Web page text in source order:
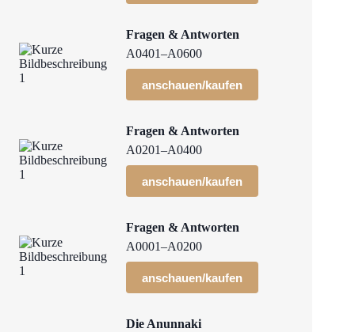
Fragen & Antworten
A0401–A0600
anschauen/kaufen
Fragen & Antworten
A0201–A0400
anschauen/kaufen
Fragen & Antworten
A0001–A0200
anschauen/kaufen
Die Anunnaki